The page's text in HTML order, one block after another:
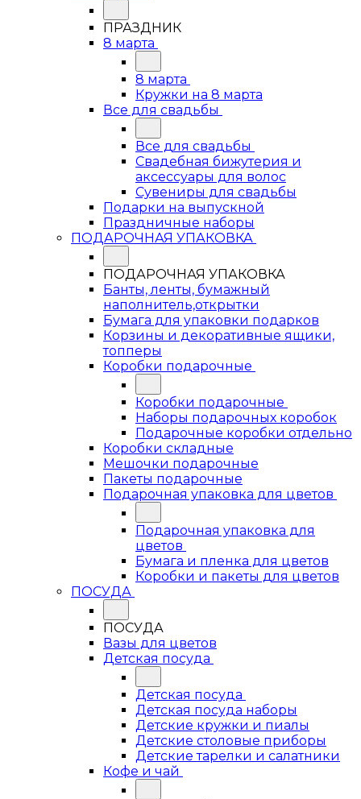
ПРАЗДНИК
8 марта
8 марта
Кружки на 8 марта
Все для свадьбы
Все для свадьбы
Свадебная бижутерия и
аксессуары для волос
Сувениры для свадьбы
Подарки на выпускной
Праздничные наборы
ПОДАРОЧНАЯ УПАКОВКА
ПОДАРОЧНАЯ УПАКОВКА
Банты, ленты, бумажный
наполнитель,открытки
Бумага для упаковки подарков
Корзины и декоративные ящики,
топперы
Коробки подарочные
Коробки подарочные
Наборы подарочных коробок
Подарочные коробки отдельно
Коробки складные
Мешочки подарочные
Пакеты подарочные
Подарочная упаковка для цветов
Подарочная упаковка для
цветов
Бумага и пленка для цветов
Коробки и пакеты для цветов
ПОСУДА
ПОСУДА
Вазы для цветов
Детская посуда
Детская посуда
Детская посуда наборы
Детские кружки и пиалы
Детские столовые приборы
Детские тарелки и салатники
Кофе и чай